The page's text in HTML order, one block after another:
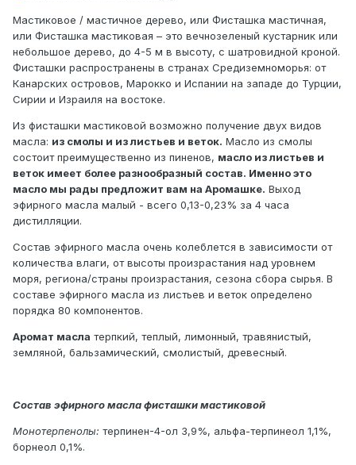
Мастиковое / мастичное дерево, или Фисташка мастичная,
или Фисташка мастиковая – это вечнозеленый кустарник или
небольшое дерево, до 4-5 м в высоту, с шатровидной кроной.
Фисташки распространены в странах Средиземноморья: от
Канарских островов, Марокко и Испании на западе до Турции,
Сирии и Израиля на востоке.
Из фисташки мастиковой возможно получение двух видов
масла: из смолы и из листьев и веток. Масло из смолы
состоит преимущественно из пиненов, масло из листьев и
веток имеет более разнообразный состав. Именно это
масло мы рады предложит вам на Аромашке. Выход
эфирного масла малый - всего 0,13-0,23% за 4 часа
дистилляции.
Состав эфирного масла очень колеблется в зависимости от
количества влаги, от высоты произрастания над уровнем
моря, региона/страны произрастания, сезона сбора сырья. В
составе эфирного масла из листьев и веток определено
порядка 80 компонентов.
Аромат масла терпкий, теплый, лимонный, травянистый,
земляной, бальзамический, смолистый, древесный.
Состав эфирного масла фисташки мастиковой
Монотерпенолы: терпинен-4-ол 3,9%, альфа-терпинеол 1,1%,
борнеол 0,1%.